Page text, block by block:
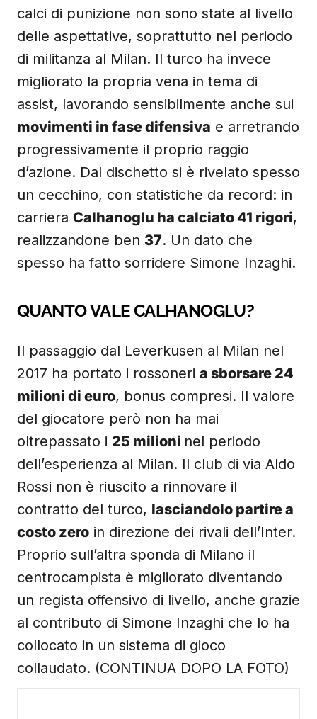
calci di punizione non sono state al livello
delle aspettative, soprattutto nel periodo
di militanza al Milan. Il turco ha invece
migliorato la propria vena in tema di
assist, lavorando sensibilmente anche sui
movimenti in fase difensiva e arretrando
progressivamente il proprio raggio
d’azione. Dal dischetto si è rivelato spesso
un cecchino, con statistiche da record: in
carriera Calhanoglu ha calciato 41 rigori,
realizzandone ben 37. Un dato che
spesso ha fatto sorridere Simone Inzaghi.
QUANTO VALE CALHANOGLU?
Il passaggio dal Leverkusen al Milan nel
2017 ha portato i rossoneri a sborsare 24
milioni di euro, bonus compresi. Il valore
del giocatore però non ha mai
oltrepassato i 25 milioni nel periodo
dell’esperienza al Milan. Il club di via Aldo
Rossi non è riuscito a rinnovare il
contratto del turco, lasciandolo partire a
costo zero in direzione dei rivali dell’Inter.
Proprio sull’altra sponda di Milano il
centrocampista è migliorato diventando
un regista offensivo di livello, anche grazie
al contributo di Simone Inzaghi che lo ha
collocato in un sistema di gioco
collaudato. (CONTINUA DOPO LA FOTO)